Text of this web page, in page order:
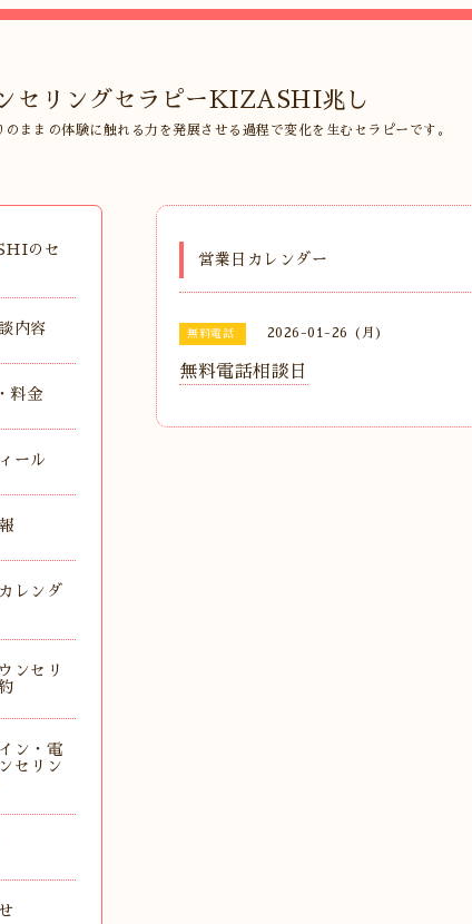
セリングセラピーKIZASHI兆し
ままの体験に触れる力を発展させる過程で変化を生むセラピーです。
営業日カレンダー
無料電話 2026-01-26 (月)
無料電話相談日
のセ
内容
料金
ール
レンダ
ンセリ
ン・電
セリン